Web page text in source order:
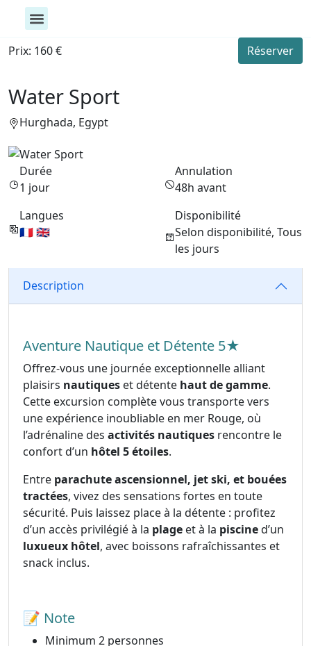
Prix: 160 € Réserver
Water Sport
Hurghada, Egypt
Durée
1 jour
Annulation
48h avant
Langues
🇫🇷 🇬🇧
Disponibilité
Selon disponibilité, Tous
les jours
Description
Aventure Nautique et Détente 5★
Offrez-vous une journée exceptionnelle alliant
plaisirs nautiques et détente haut de gamme.
Cette excursion complète vous transporte vers
une expérience inoubliable en mer Rouge, où
l’adrénaline des activités nautiques rencontre le
confort d’un hôtel 5 étoiles.
Entre parachute ascensionnel, jet ski, et bouées
tractées, vivez des sensations fortes en toute
sécurité. Puis laissez place à la détente : profitez
d’un accès privilégié à la plage et à la piscined’un
luxueux hôtel, avec boissons rafraîchissantes et
snack inclus.
📝 Note
Minimum 2 personnes